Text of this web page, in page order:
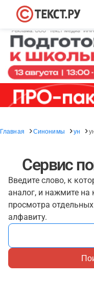
Главная Синонимы ун
Сервис
Введите слово, к
аналог, и нажмите
просмотра
алфавиту.